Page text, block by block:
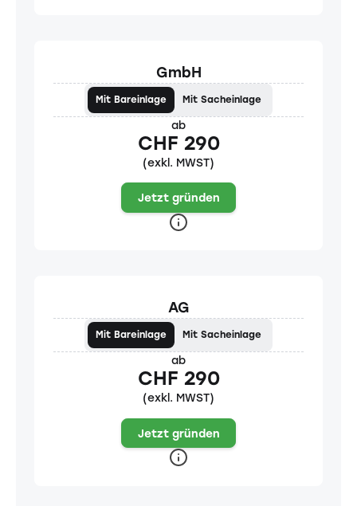
GmbH
Mit Bareinlage Mit Sacheinlage
ab
CHF 290
(exkl. MWST)
Jetzt gründen
AG
Mit Bareinlage Mit Sacheinlage
ab
CHF 290
(exkl. MWST)
Jetzt gründen